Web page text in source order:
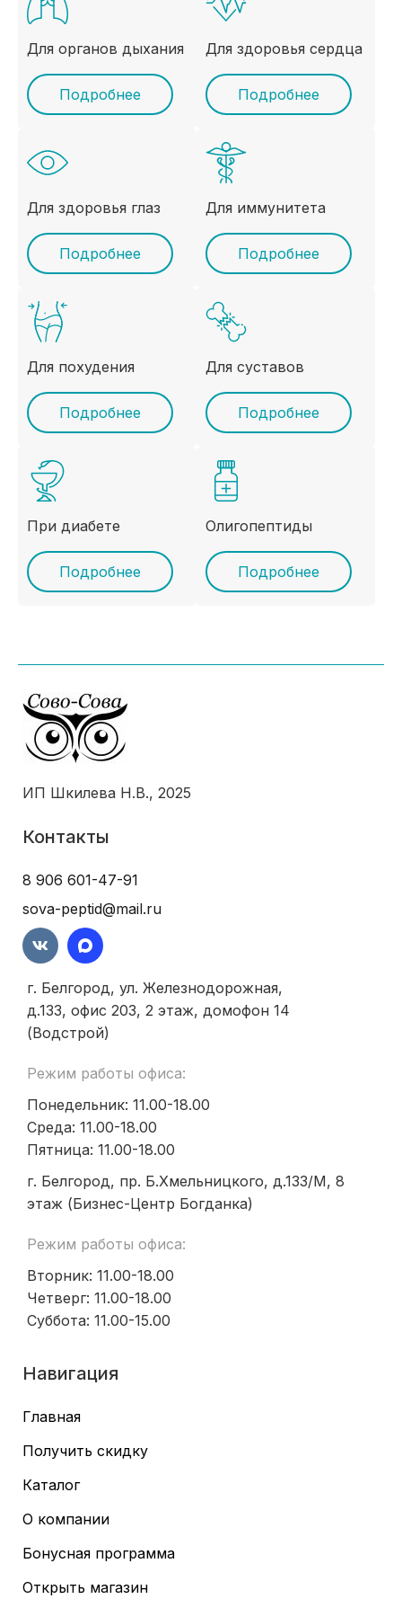
Для органов дыхания
Подробнее
Для здоровья сердца
Подробнее
Для здоровья глаз
Подробнее
Для иммунитета
Подробнее
Для похудения
Подробнее
Для суставов
Подробнее
При диабете
Подробнее
Олигопептиды
Подробнее
ИП Шкилева Н.В., 2025
Контакты
8 906 601-47-91
sova-peptid@mail.ru
г. Белгород, ул. Железнодорожная,
д.133, офис 203, 2 этаж, домофон 14
(Водстрой)
Режим работы офиса:
Понедельник: 11.00-18.00
Среда: 11.00-18.00
Пятница: 11.00-18.00
г. Белгород, пр. Б.Хмельницкого, д.133/М, 8
этаж (Бизнес-Центр Богданка)
Режим работы офиса:
Вторник: 11.00-18.00
Четверг: 11.00-18.00
Суббота: 11.00-15.00
Навигация
Главная
Получить скидку
Каталог
О компании
Бонусная программа
Открыть магазин